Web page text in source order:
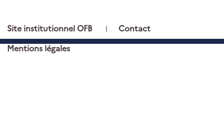
DE PAGE
Site institutionnel OFB Contact
Mentions légales